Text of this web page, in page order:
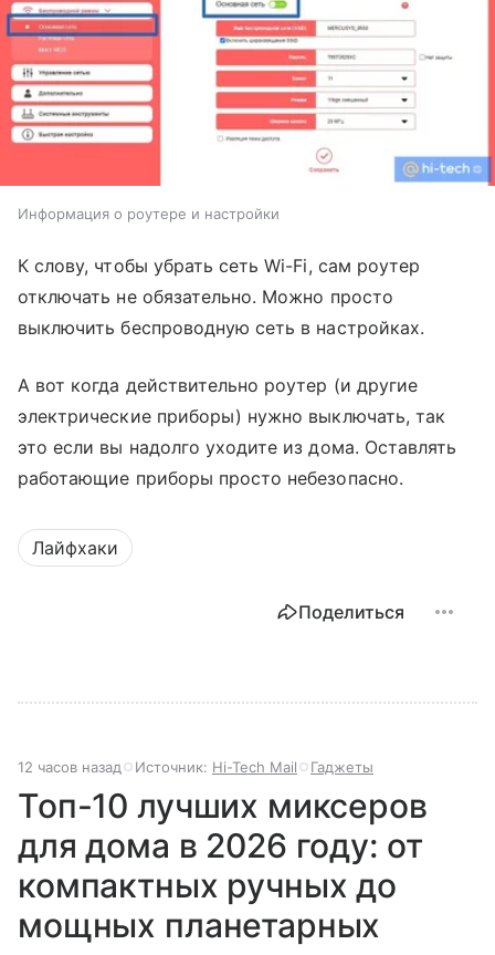
Информация о роутере и настройки
К слову, чтобы убрать сеть Wi-Fi, сам роутер
отключать не обязательно. Можно просто
выключить беспроводную сеть в настройках.
А вот когда действительно роутер (и другие
электрические приборы) нужно выключать, так
это если вы надолго уходите из дома. Оставлять
работающие приборы просто небезопасно.
Лайфхаки
Поделиться
12 часов назад Источник: Hi-Tech Mail Гаджеты
Топ-10 лучших миксеров
для дома в 2026 году: от
компактных ручных до
мощных планетарных